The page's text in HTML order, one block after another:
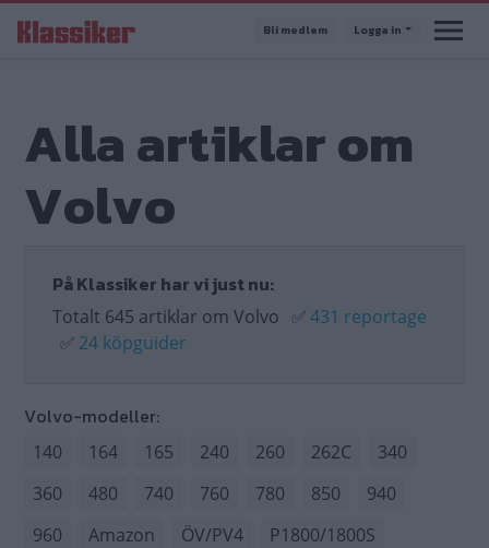
till
Bli medlem Logga in
Alla artiklar om
Volvo
På Klassiker har vi just nu:
Totalt 645 artiklar om Volvo ✅431 reportage
✅ 24 köpguider
Volvo-modeller:
140 164 165 240 260 262C
340
360
480 740 760 780 850
940
960
Amazon ÖV/PV4
P1800/1800S